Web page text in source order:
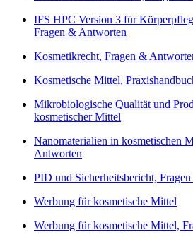
IFS HPC Version 3 für
Fragen & Antworten
Kosmetikrecht, Fragen &
Kosmetische Mittel,
Mikrobiologische Qualität und
kosmetischer Mittel
Nanomaterialien in kosmetischen
Antworten
PID und Sicherheitsbericht,
Werbung für kosmetische Mittel
Werbung für kosmetische Mittel,